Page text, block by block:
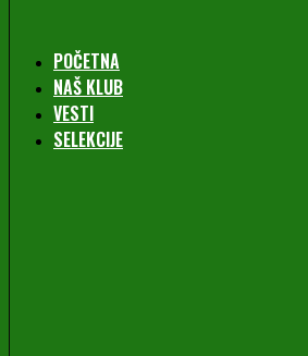
POČETNA
NAŠ KLUB
VESTI
SELEKCIJE